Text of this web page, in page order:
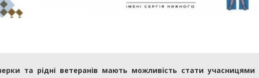
та рідні ветеранів мають можливість стати учасницями